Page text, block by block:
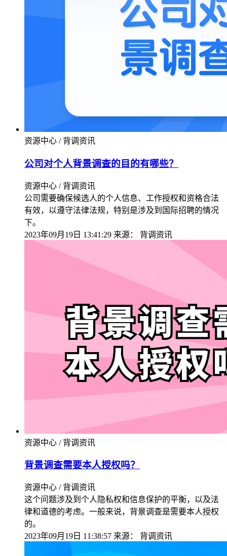
资源中心 / 背调资讯
公司对个人背景调查的目的有哪些？
资源中心 / 背调资讯
公司需要确保候选人的个人信息、工作授权和资格合法
有效，以遵守法律法规，特别是涉及到国际招聘的情况
下。
2023年09月19日 13:41:29 来源： 背调资讯
资源中心 / 背调资讯
背景调查需要本人授权吗？
资源中心 / 背调资讯
这个问题涉及到个人隐私权和信息保护的平衡，以及法
律和道德的考虑。一般来说，背景调查是需要本人授权
的。
2023年09月19日 11:38:57 来源： 背调资讯